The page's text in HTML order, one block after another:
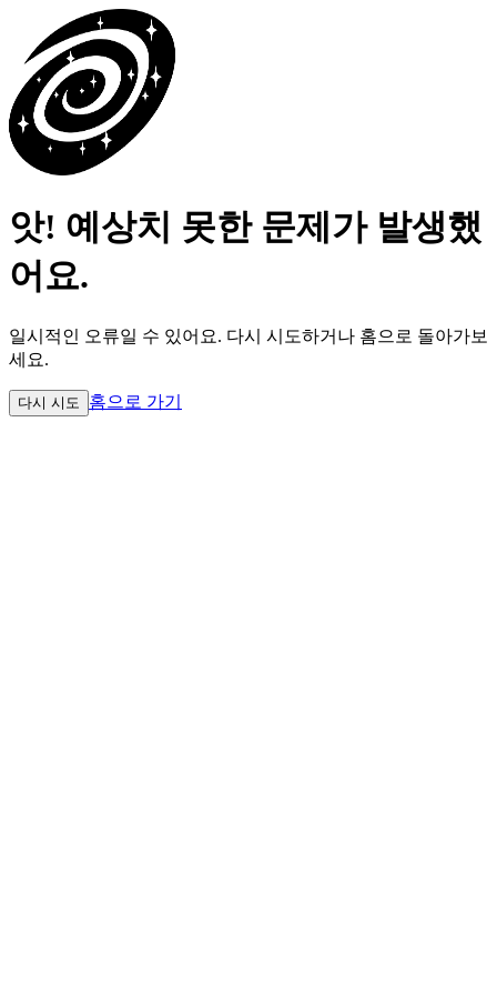
앗! 예상치 못한 문제가 발생했
어요.
일시적인 오류일 수 있어요. 다시 시도하거나 홈으로 돌아가보
세요.
다시 시도 홈으로 가기